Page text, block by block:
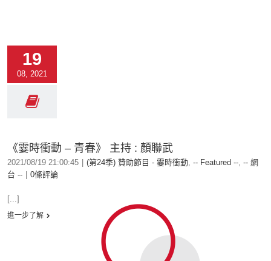
19
08, 2021
《霎時衝動 – 青春》 主持 : 顏聯武
2021/08/19 21:00:45 (第24季) 贊助節目 - 霎時衝動, -- Featured --, -- 網
台 --
0條評論
[...]
進一步了解